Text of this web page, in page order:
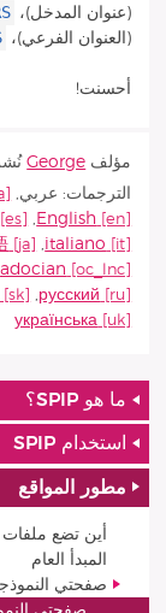
(عنوان المدخل)،
(العنوان الفرعي)،
أحسنت!
مؤلف George
الترجمات: عربي
English
italiano
русский
українська
ما هو SPIP؟
استخدام SPIP
مطور المواقع
أين تضع
المبدأ العام
صفحتي